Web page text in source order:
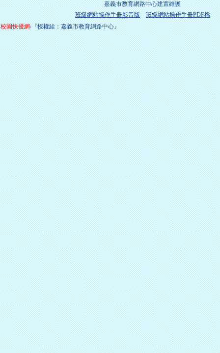
嘉義市教育網路中心建置維護
班級網站操作手冊影音版
班級網站操作手冊PDF檔
校園快優網‧『授權給：嘉義市教育網路中心』